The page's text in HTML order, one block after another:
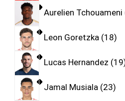
Aurelien Tchouameni
Leon Goretzka 18
Lucas Hernandez 19
Jamal Musiala 23